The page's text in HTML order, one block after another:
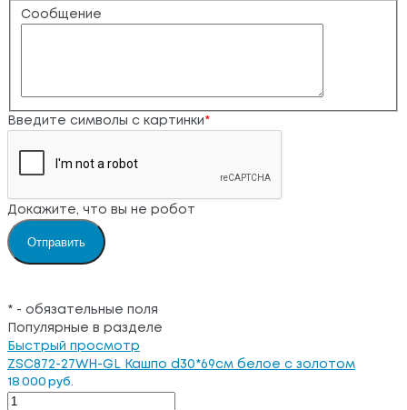
Сообщение
Введите символы с картинки *
Докажите, что вы не робот
* - обязательные поля
Популярные в разделе
Быстрый просмотр
ZSC872-27WH-GL Кашпо d30*69см белое с золотом
18 000 руб.